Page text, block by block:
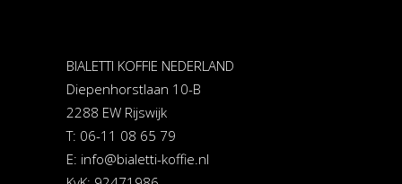
BIALETTI KOFFIE NEDERLAND
Diepenhorstlaan 10-B
2288 EW Rijswijk
T: 06-11 08 65 79
E: info@bialetti-koffie.nl